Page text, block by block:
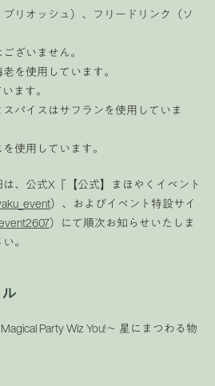
リオッシュ）、フリードリンク（ソ
ざいません。
を使用しています。
ます。
パイスはサフランを使用していま
使用しています。
、公式X『【公式】まほやくイベント
）、およびイベント特設サイ
）にて順次お知らせいたしま
。
Party Wiz You!～ 星にまつわる物